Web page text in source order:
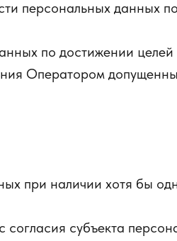
персональных
по достижении
Оператором
при наличии хотя бы
субъекта